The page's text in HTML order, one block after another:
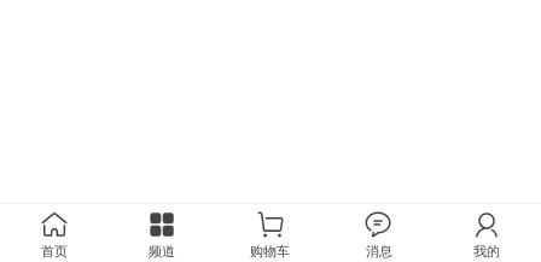
首页 频道 购物车 消息 我的